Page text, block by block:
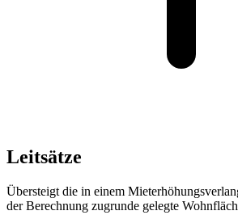
Leitsätze
Übersteigt die in einem
der Berechnung zugrunde gelegte